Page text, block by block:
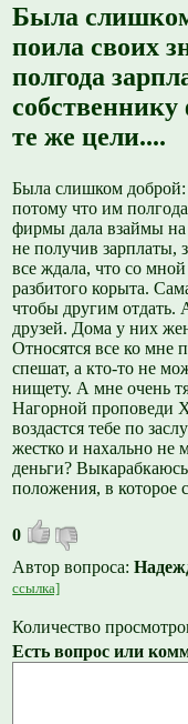
Была
поила своих
полгода
те же цели....
Была слишком
потому что им
фирмы дала взаймы на
не получив зарплаты,
все ждала, что со
разбитого корыта.
чтобы другим отдать.
друзей. Дома у них
Относятся все ко мне
спешат, а кто-то не
нищету. А мне очень
Нагорной проповеди
воздастся тебе по
жестко и нахально не
деньги?
положения, в которое
0
Автор вопроса:
ссылка]
Количество
Есть вопрос или